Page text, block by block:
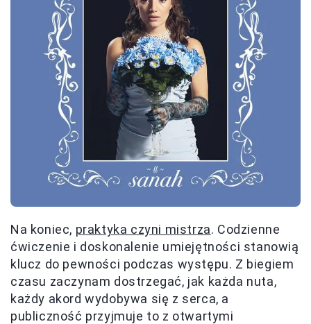
Na koniec, praktyka czyni mistrza. Codzienne
ćwiczenie i doskonalenie umiejętności stanowią
klucz do pewności podczas występu. Z biegiem
czasu zaczynam dostrzegać, jak każda nuta,
każdy akord wydobywa się z serca, a
publiczność przyjmuje to z otwartymi